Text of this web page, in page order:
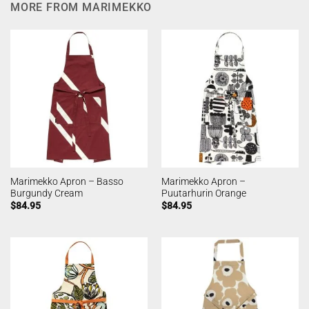
MORE FROM MARIMEKKO
Marimekko Apron – Basso
Burgundy Cream
$84.95
Marimekko Apron –
Puutarhurin Orange
$84.95